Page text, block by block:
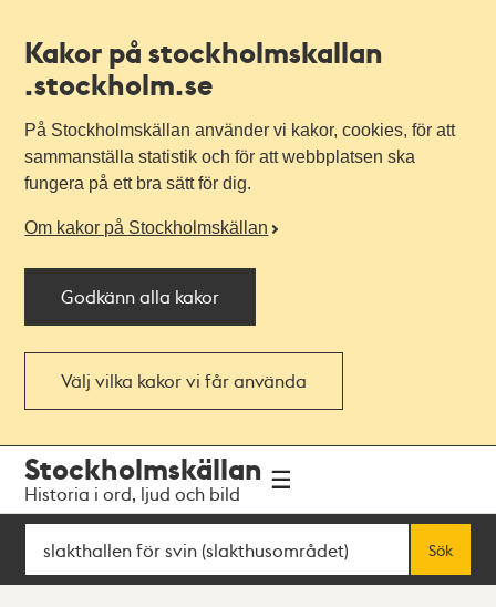
Kakor på stockholmskallan
.stockholm.se
På Stockholmskällan använder vi kakor, cookies, för att
sammanställa statistik och för att webbplatsen ska
fungera på ett bra sätt för dig.
Om kakor på Stockholmskällan
Godkänn alla kakor
Välj vilka kakor vi får använda
navigationen
huvudinnehållet
Stockholmskällan
Historia i ord, ljud och bild
Sök
Sök